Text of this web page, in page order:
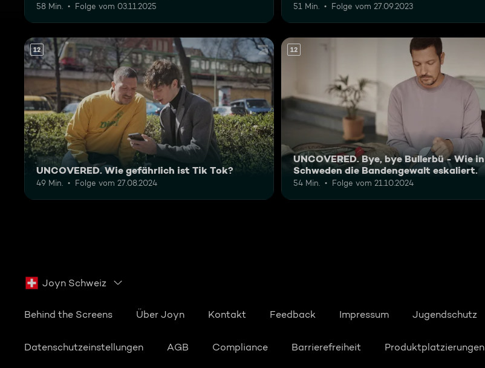
58 Min. Folge vom 03.11.2025 51 Min. Folge vom 27.09.2023
12
UNCOVERED. Wie gefährlich ist Tik Tok?
49 Min. Folge vom 27.08.2024
12
UNCOVERED. Bye, bye Bullerbü - Wie in
Schweden die Bandengewalt eskaliert.
54 Min. Folge vom 21.10.2024
Joyn Schweiz
Behind the Screens Über Joyn Kontakt Feedback Impressum Jugendschutz
Datenschutzeinstellungen AGB Compliance Barrierefreiheit Produktplatzierungen